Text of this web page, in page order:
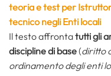
teoria e test per
tecnico negli Enti locali
Il testo affrontatutti gli
discipline di base(diritto
ordinamento degli enti